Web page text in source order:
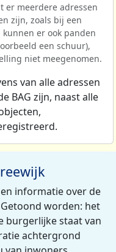
er meerdere adressen
zijn, zoals bij een
er ook panden
een schuur),
niet meegenomen.
van alle adressen
BAG zijn, naast alle
informatie over de
worden: het
burgerlijke staat van
achtergrond